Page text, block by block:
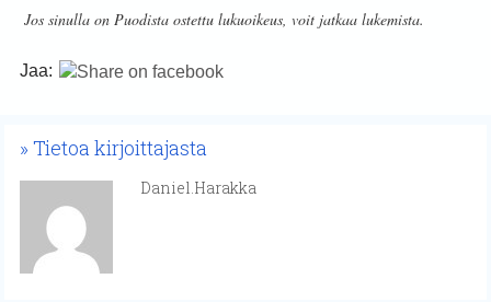
Jos sinulla on Puodista ostettu lukuoikeus, voit jatkaa lukemista.
Jaa:
Tietoa kirjoittajasta
Daniel.harakka